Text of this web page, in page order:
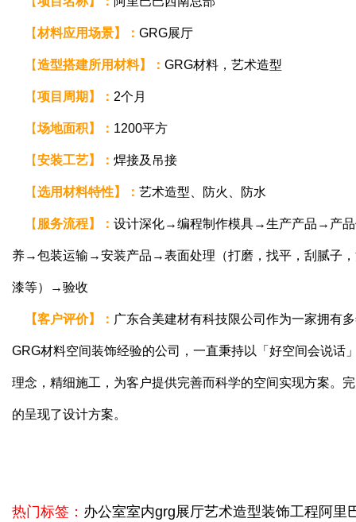
【材料应用场景】 ： GRG展厅
【造型搭建所用材料】 ： GRG材料，艺术造型
【项目周期 】 ： 2个月
【场地面积】 ： 1200平方
【安装工艺】 ： 焊接及吊接
【选用材料特性】 ： 艺术造型、防火、防水
【 服务流程】 ： 设计深化→编程制作模具→生产产品→产
养→包装运输→安装产品→表面处理（打磨，找平，刮腻子
漆等）→验收
【客户评价】 ： 广东合美建材有科技限公司作为一家拥有
GRG材料空间装饰经验的公司，一直秉持以「好空间会说话
理念，精细施工，为客户提供完善而科学的空间实现方案。
的呈现了设计方案。
热门标签： 办公室室内grg展厅艺术造型装饰工程 阿里